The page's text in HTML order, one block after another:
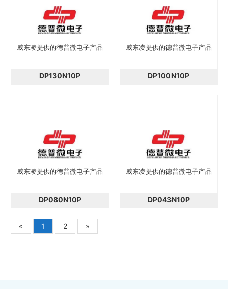
威东凌提供的德普微电子产品
DP130N10P
威东凌提供的德普微电子产品
DP100N10P
威东凌提供的德普微电子产品
DP080N10P
威东凌提供的德普微电子产品
DP043N10P
« 1 2 »